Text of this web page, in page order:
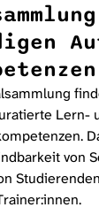
Lern-
von